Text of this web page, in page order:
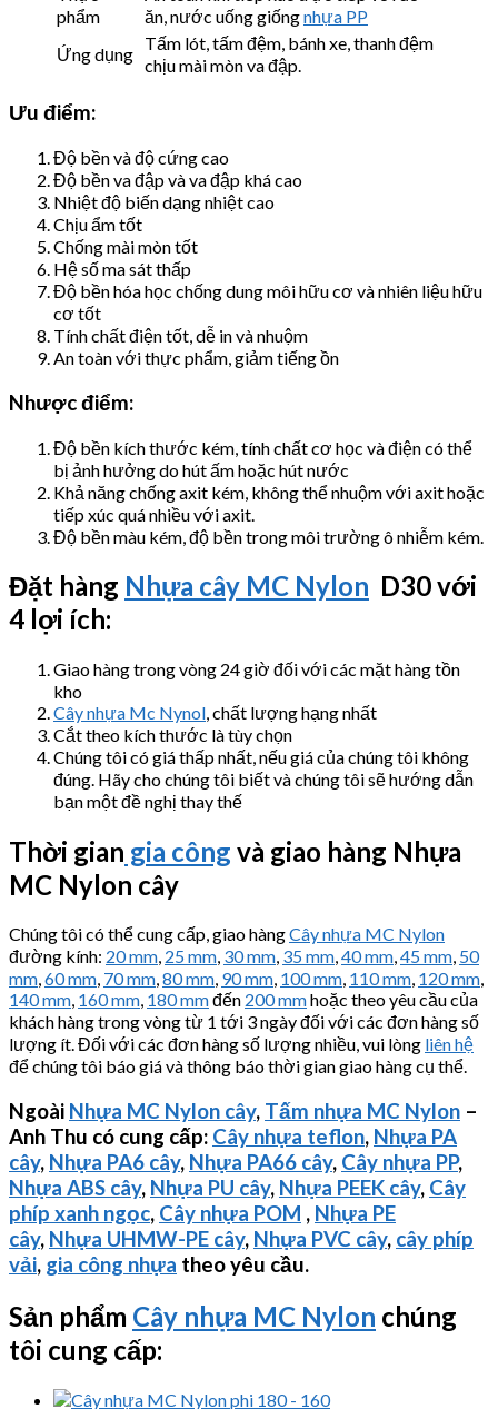
phẩm
ăn, nước uống giốngnhựa PP
Ứng dụng
Tấm lót, tấm đệm, bánh xe, thanh đệm
chịu mài mòn va đập.
Ưu điểm:
Độ bền và độ cứng cao
Độ bền va đập và va đập khá cao
Nhiệt độ biến dạng nhiệt cao
Chịu ẩm tốt
Chống mài mòn tốt
Hệ số ma sát thấp
Độ bền hóa học chống dung môi hữu cơ và nhiên liệu hữu
cơ tốt
Tính chất điện tốt, dễ in và nhuộm
An toàn với thực phẩm, giảm tiếng ồn
Nhược điểm:
Độ bền kích thước kém, tính chất cơ học và điện có thể
bị ảnh hưởng do hút ấm hoặc hút nước
Khả năng chống axit kém, không thể nhuộm với axit hoặc
tiếp xúc quá nhiều với axit.
Độ bền màu kém, độ bền trong môi trường ô nhiễm kém.
Đặt hàng Nhựa cây MC Nylon D30 với
4 lợi ích:
Giao hàng trong vòng 24 giờ đối với các mặt hàng tồn
kho
Cây nhựa Mc Nynol, chất lượng hạng nhất
Cắt theo kích thước là tùy chọn
Chúng tôi có giá thấp nhất, nếu giá của chúng tôi không
đúng. Hãy cho chúng tôi biết và chúng tôi sẽ hướng dẫn
bạn một đề nghị thay thế
Thời gian gia công và giao hàng Nhựa
MC Nylon cây
Chúng tôi có thể cung cấp, giao hàngCây nhựa MC Nylon
đường kính: 20 mm, 25 mm, 30 mm, 35 mm,40 mm,45 mm, 50
mm,60 mm, 70 mm,80 mm, 90 mm, 100 mm, 110 mm, 120 mm,
140 mm, 160 mm, 180 mmđến 200 mmhoặc theo yêu cầu của
khách hàng trong vòng từ 1 tới 3 ngày đối với các đơn hàng số
lượng ít. Đối với các đơn hàng số lượng nhiều, vui lòng liên hệ
để chúng tôi báo giá và thông báo thời gian giao hàng cụ thể.
Ngoài Nhựa MC Nylon cây, Tấm nhựa MC Nylon –
Anh Thu có cung cấp: Cây nhựa teflon, Nhựa PA
cây, Nhựa PA6 cây, Nhựa PA66 cây, Cây nhựa PP,
Nhựa ABS cây, Nhựa PU cây, Nhựa PEEK cây, Cây
phíp xanh ngọc, Cây nhựa POM , Nhựa PE
cây, Nhựa UHMW-PE cây, Nhựa PVC cây, cây phíp
vải, gia công nhựa theo yêu cầu.
Sản phẩm Cây nhựa MC Nylon chúng
tôi cung cấp: